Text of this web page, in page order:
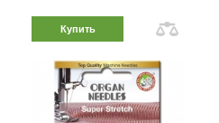
Купить